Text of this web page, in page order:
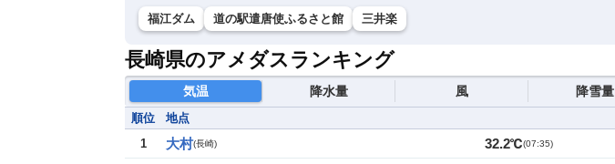
福江ダム 道の駅遣唐使ふるさと館 三井楽
長崎県のアメダスランキング
気温 降水量 風 降雪量
順位 地点
1
大村(長崎) 32.2℃(07:35)